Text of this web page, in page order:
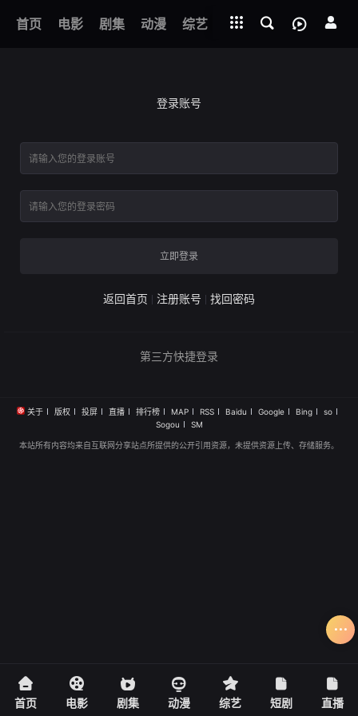
首页 电影 剧集 动漫 综艺 短剧 直播 APP
下载客户端
登录账号
立即登录
返回首页 注册账号 找回密码
第三方快捷登录
关于 版权 投屏 直播 排行榜 MAP RSS Baidu Google Bing
so
Sogou
SM
本站所有内容均来自互联网分享站点所提供的公开引用资源，未提供资源上传、存储服务。
首页 电影 剧集 动漫 综艺 短剧 直播